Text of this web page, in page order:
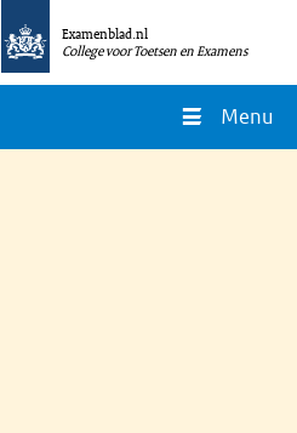
Examenblad.nl
College voor Toetsen en Examens
Menu